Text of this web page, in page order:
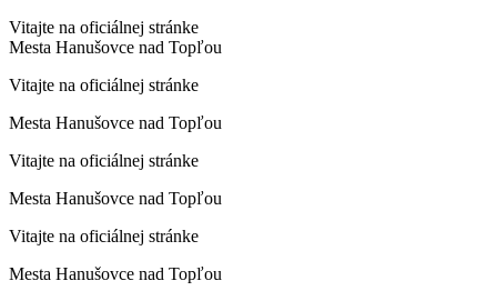
Vitajte na oficiálnej stránke
Mesta Hanušovce nad Topľou
Vitajte na oficiálnej stránke
Mesta Hanušovce nad Topľou
Vitajte na oficiálnej stránke
Mesta Hanušovce nad Topľou
Vitajte na oficiálnej stránke
Mesta Hanušovce nad Topľou